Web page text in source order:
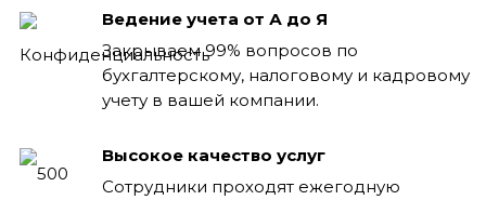
Ведение учета от А до Я
Закрываем 99% вопросов по
бухгалтерскому, налоговому и кадровому
учету в вашей компании.
Высокое качество услуг
Сотрудники проходят ежегодную